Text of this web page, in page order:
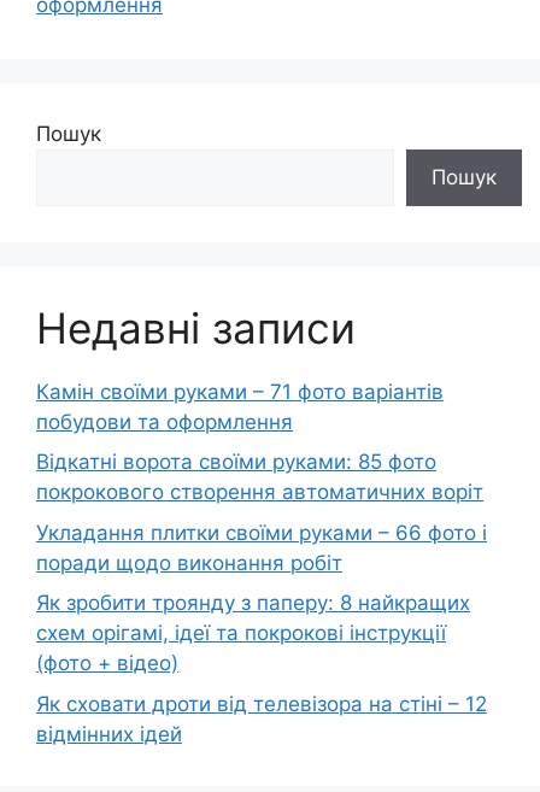
Пошук
Пошук
Недавні записи
Камін своїми руками – 71 фото варіантів
побудови та оформлення
Відкатні ворота своїми руками: 85 фото
покрокового створення автоматичних воріт
Укладання плитки своїми руками – 66 фото і
поради щодо виконання робіт
Як зробити троянду з паперу: 8 найкращих
схем орігамі, ідеї та покрокові інструкції
(фото + відео)
Як сховати дроти від телевізора на стіні – 12
відмінних ідей